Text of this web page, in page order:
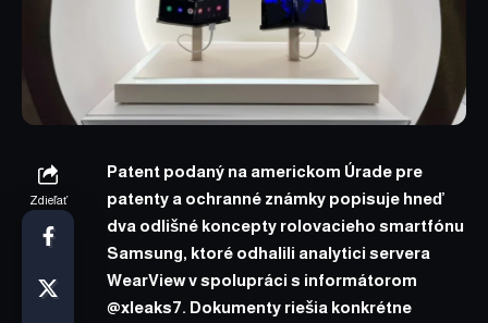
Zdieľať
Patent podaný na americkom Úrade pre
patenty a ochranné známky popisuje hneď
dva odlišné koncepty rolovacieho smartfónu
Samsung, ktoré odhalili analytici servera
WearView v spolupráci s informátorom
@xleaks7. Dokumenty riešia konkrétne